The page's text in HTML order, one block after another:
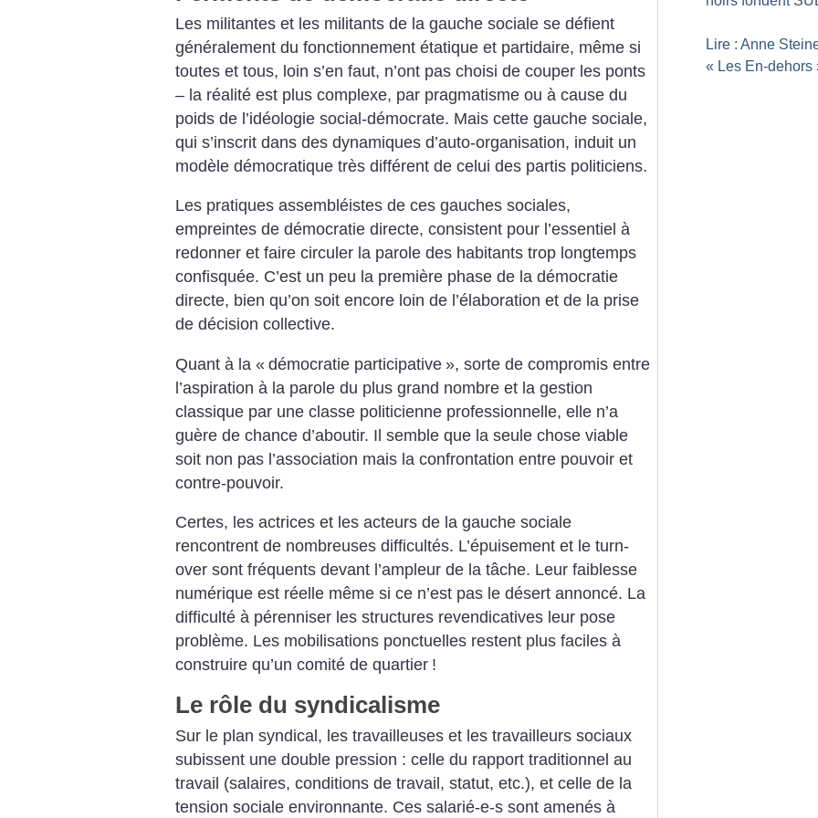
Les militantes et les militants de la gauche sociale se défient
généralement du fonctionnement étatique et partidaire, même si
toutes et tous, loin s’en faut, n’ont pas choisi de couper les ponts
– la réalité est plus complexe, par pragmatisme ou à cause du
poids de l’idéologie social-démocrate. Mais cette gauche sociale,
qui s’inscrit dans des dynamiques d’auto-organisation, induit un
modèle démocratique très différent de celui des partis politiciens.
Les pratiques assembléistes de ces gauches sociales,
empreintes de démocratie directe, consistent pour l’essentiel à
redonner et faire circuler la parole des habitants trop longtemps
confisquée. C’est un peu la première phase de la démocratie
directe, bien qu’on soit encore loin de l’élaboration et de la prise
de décision collective.
Quant à la « démocratie participative », sorte de compromis entre
l’aspiration à la parole du plus grand nombre et la gestion
classique par une classe politicienne professionnelle, elle n’a
guère de chance d’aboutir. Il semble que la seule chose viable
soit non pas l’association mais la confrontation entre pouvoir et
contre-pouvoir.
Certes, les actrices et les acteurs de la gauche sociale
rencontrent de nombreuses difficultés. L’épuisement et le turn-
over sont fréquents devant l’ampleur de la tâche. Leur faiblesse
numérique est réelle même si ce n’est pas le désert annoncé. La
difficulté à pérenniser les structures revendicatives leur pose
problème. Les mobilisations ponctuelles restent plus faciles à
construire qu’un comité de quartier !
Le rôle du syndicalisme
Sur le plan syndical, les travailleuses et les travailleurs sociaux
subissent une double pression : celle du rapport traditionnel au
travail (salaires, conditions de travail, statut, etc.), et celle de la
tension sociale environnante. Ces salarié-e-s sont amenés à
Lire : Anne
« Les En-dehors